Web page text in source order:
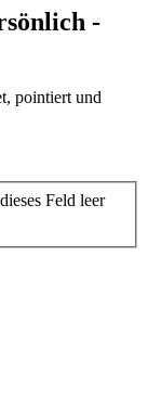
-
pointiert und
Feld leer